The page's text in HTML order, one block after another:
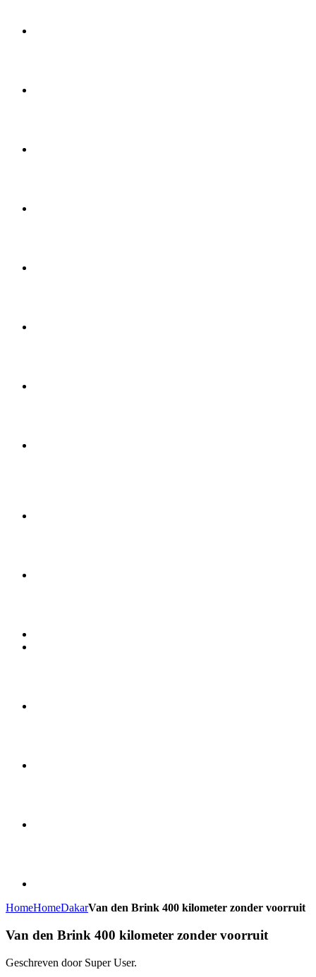
HomeHomeDakarVan den Brink 400 kilometer zonder voorruit
Van den Brink 400 kilometer zonder voorruit
Geschreven door Super User.